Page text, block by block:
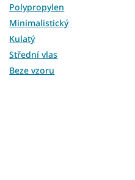
Polypropylen
Minimalistický
Kulatý
Střední vlas
Beze vzoru